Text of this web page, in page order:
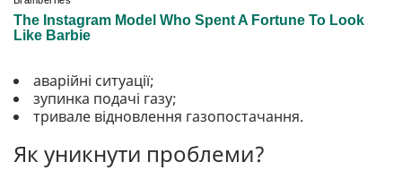
аварійні ситуації;
зупинка подачі газу;
тривале відновлення газопостачання.
Як уникнути проблеми?